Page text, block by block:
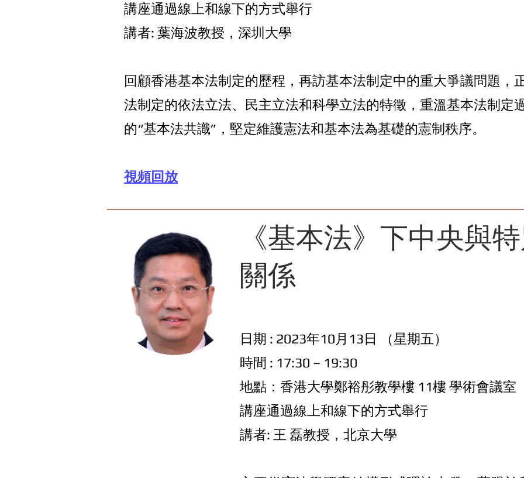
講座通過線上和線下的方式舉⾏
講者: 葉海波教授，深圳大學
回顧香港基本法制定的歷程，再訪基本法制定中的重大爭議問題，
法制定的依法立法、民主立法和科學立法的特徵，重溫基本法制定
的“基本法共識”，堅定維護憲法和基本法為基礎的憲制秩序。
視頻回放
《基本法》下中央與
關係
⽇期 : 2023年10⽉13⽇ （星期五）
時間 : 17:30 – 19:30
地點：⾹港⼤學鄭裕彤教學樓 11樓 學術會議室
講座通過線上和線下的方式舉⾏
講者: 王 磊教授，北京大學